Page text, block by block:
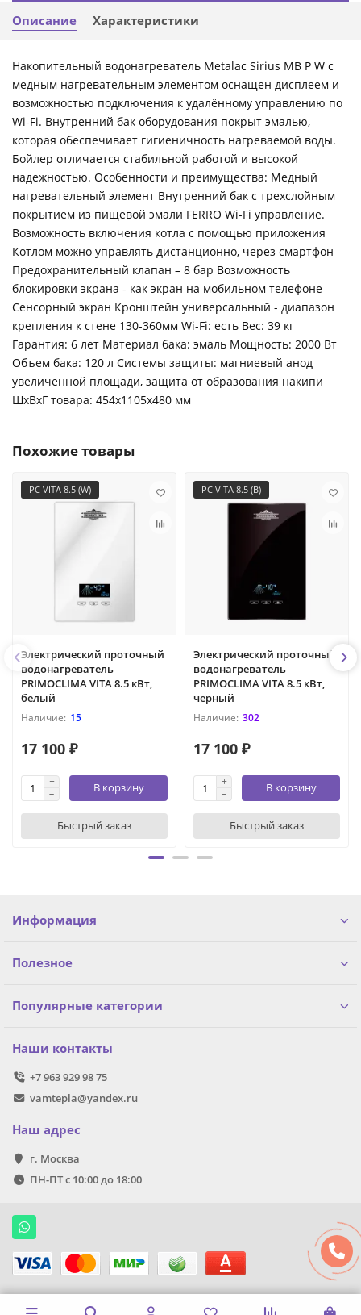
Описание Характеристики
Накопительный водонагреватель Metalac Sirius MB P W с
медным нагревательным элементом оснащён дисплеем и
возможностью подключения к удалённому управлению по
Wi-Fi. Внутренний бак оборудования покрыт эмалью,
которая обеспечивает гигиеничность нагреваемой воды.
Бойлер отличается стабильной работой и высокой
надежностью. Особенности и преимущества: Медный
нагревательный элемент Внутренний бак с трехслойным
покрытием из пищевой эмали FERRO Wi-Fi управление.
Возможность включения котла с помощью приложения
Котлом можно управлять дистанционно, через смартфон
Предохранительный клапан – 8 бар Возможность
блокировки экрана - как экран на мобильном телефоне
Сенсорный экран Кронштейн универсальный - диапазон
крепления к стене 130-360мм Wi-Fi: есть Вес: 39 кг
Гарантия: 6 лет Материал бака: эмаль Мощность: 2000 Вт
Объем бака: 120 л Системы защиты: магниевый анод
увеличенной площади, защита от образования накипи
ШxВxГ товара: 454x1105x480 мм
Похожие товары
PC VITA 8.5 (W)
Электрический проточный
водонагреватель
PRIMOCLIMA VITA 8.5 кВт,
белый
15
17 100 ₽
В корзину
Быстрый заказ
PC VITA 8.5 (B)
Электрический проточный
водонагреватель
PRIMOCLIMA VITA 8.5 кВт,
черный
302
17 100 ₽
В корзину
Быстрый заказ
Информация
Полезное
Популярные категории
Наши контакты
+7 963 929 98 75
vamtepla@yandex.ru
Наш адрес
г. Москва
ПН-ПТ с 10:00 до 18:00